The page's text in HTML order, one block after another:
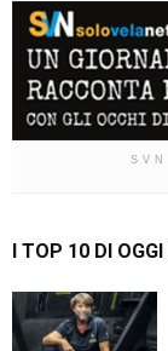
I TOP 10 DI